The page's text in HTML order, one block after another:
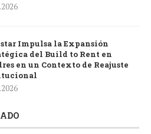
Impulsa la Expansión
del Build to Rent en
en un Contexto de Reajuste